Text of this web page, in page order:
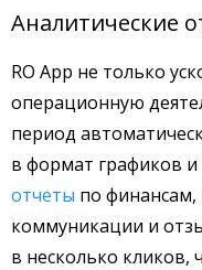
Аналитические
RO App не только
операционную
период
в формат графиков
отчеты по финансам,
коммуникации и
в несколько кликов,